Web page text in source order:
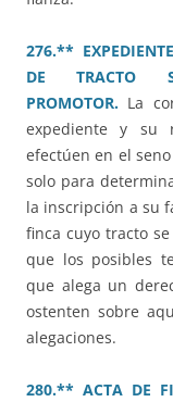
276.**
DE TRACTO
PROMOTOR. La
expediente y su
efectúen en el
solo para
la inscripción a su
finca cuyo tracto
que los posibles
que alega un
ostenten sobre
alegaciones.
280.** ACTA DE